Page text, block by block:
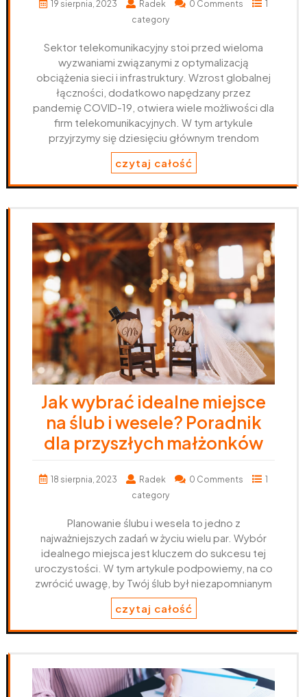
19 sierpnia, 2023 Radek 0 Comments
1
category
Sektor telekomunikacyjny stoi przed wieloma
wyzwaniami związanymi z optymalizacją
obciążenia sieci i infrastruktury. Wzrost globalnej
łączności, dodatkowo napędzany przez
pandemię COVID-19, otwiera wiele możliwości dla
firm telekomunikacyjnych. W tym artykule
przyjrzymy się dziesięciu głównym trendom
czytaj całość
Jak wybrać idealne miejsce
na ślub i wesele? Poradnik
dla przyszłych małżonków
18 sierpnia, 2023 Radek 0 Comments
1
category
Planowanie ślubu i wesela to jedno z
najważniejszych zadań w życiu wielu par. Wybór
idealnego miejsca jest kluczem do sukcesu tej
uroczystości. W tym artykule podpowiemy, na co
zwrócić uwagę, by Twój ślub był niezapomnianym
czytaj całość